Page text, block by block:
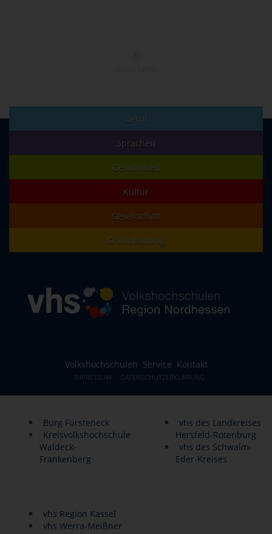
Beruf
Sprachen
Gesundheit
Kultur
Gesellschaft
Grundbildung
Volkshochschulen Service Kontakt
IMPRESSUM DATENSCHUTZERKLÄRUNG
Burg Fürsteneck
Kreisvolkshochschule
Waldeck-
Frankenberg
vhs des Landkreises
Hersfeld-Rotenburg
vhs des Schwalm-
Eder-Kreises
vhs Region Kassel
vhs Werra-Meißner